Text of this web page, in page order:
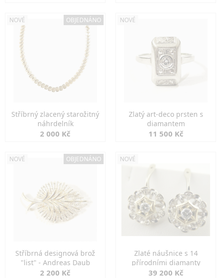
NOVÉ OBJEDNÁNO
Stříbrný zlacený starožitný
náhrdelník
2 000 Kč
NOVÉ
Zlatý art-deco prsten s
diamantem
11 500 Kč
NOVÉ OBJEDNÁNO
Stříbrná designová brož
"list" - Andreas Daub
2 200 Kč
NOVÉ
Zlaté náušnice s 14
přírodními diamanty
39 200 Kč